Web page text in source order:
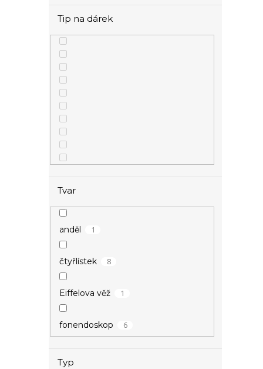
Tip na dárek
Tvar
anděl 1
čtyřlístek 8
Eiffelova věž 1
fonendoskop 6
houslový klíč
Typ